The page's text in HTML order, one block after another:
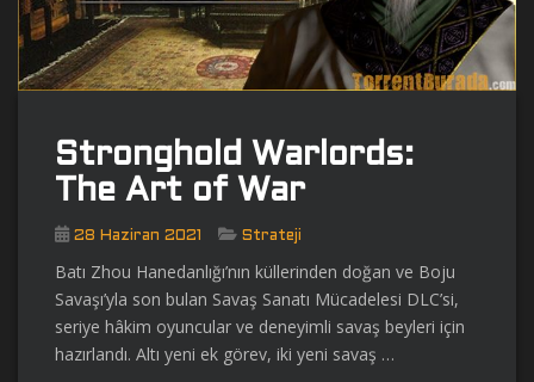
Stronghold Warlords:
The Art of War
28 Haziran 2021 Strateji
Batı Zhou Hanedanlığı’nın küllerinden doğan ve Boju
Savaşı’yla son bulan Savaş Sanatı Mücadelesi DLC’si,
seriye hâkim oyuncular ve deneyimli savaş beyleri için
hazırlandı. Altı yeni ek görev, iki yeni savaş …